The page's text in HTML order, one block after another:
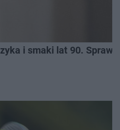
i smaki lat 90.